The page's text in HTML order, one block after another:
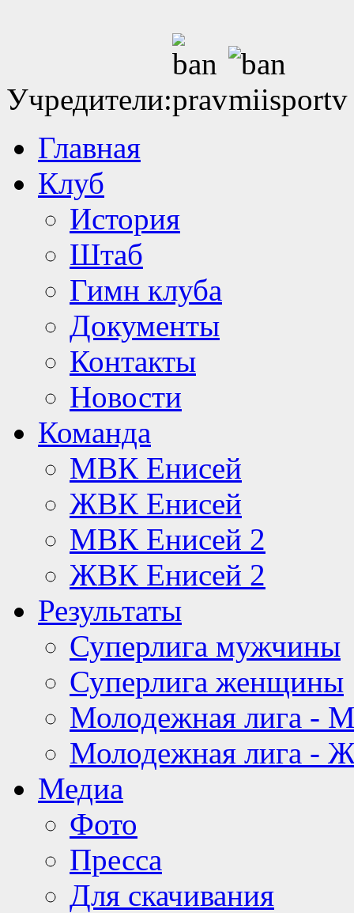
Учредители:
Главная
Клуб
История
Штаб
Гимн клуба
Документы
Контакты
Новости
Команда
МВК Енисей
ЖВК Енисей
МВК Енисей 2
ЖВК Енисей 2
Результаты
Суперлига мужчины
Суперлига женщины
Молодежная лига -
Молодежная лига -
Медиа
Фото
Пресса
Для скачивания